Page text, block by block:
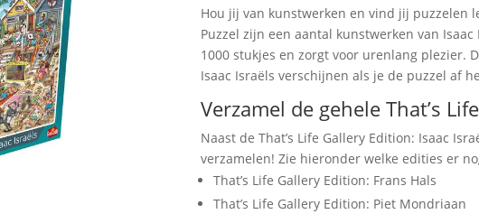
Hou jij van kunstwerken en vind jij puzzelen
Puzzel zijn een aantal kunstwerken van
1000 stukjes en zorgt voor urenlang plezier.
Isaac Israëls verschijnen als je de puzzel af
Verzamel de gehele That’s
Naast de That’s Life Gallery Edition: Isaac
verzamelen! Zie hieronder welke edities er
That’s Life Gallery Edition: Frans Hals
That’s Life Gallery Edition: Piet Mondriaan